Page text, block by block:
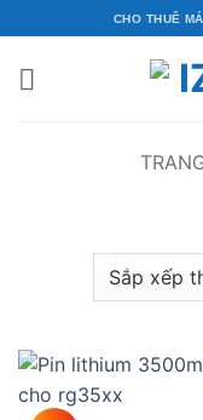
qua
nội
CHO THUÊ